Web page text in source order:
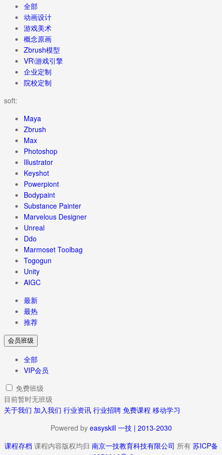
全部
动画设计
游戏美术
概念原画
Zbrush模型
VR\游戏引擎
企业定制
院校定制
soft:
Maya
Zbrush
Max
Photoshop
Illustrator
Keyshot
Powerpiont
Bodypaint
Substance Painter
Marvelous Designer
Unreal
Ddo
Marmoset Toolbag
Togogun
Unity
AIGC
最新
最热
推荐
会员班级
全部
VIP会员
免费班级
目前暂时无班级
关于我们 加入我们 行业资讯 行业招聘 免费课程 移动学习
Powered by easyskill 一技 | 2013-2030
课程存档 课程内容版权均归 南京一技教育科技有限公司 所有 苏ICP备